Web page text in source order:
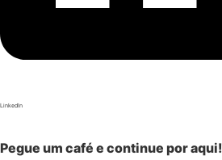
LinkedIn
Pegue um café e continue por aqui!